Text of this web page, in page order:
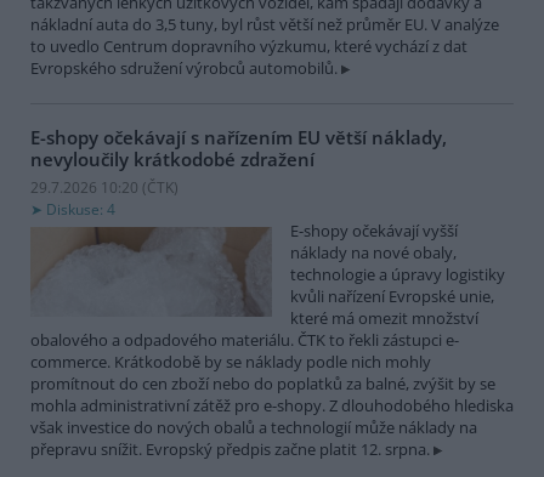
nákladní auta do 3,5 tuny, byl růst větší než průměr EU. V analýze
to uvedlo Centrum dopravního výzkumu, které vychází z dat
Evropského sdružení výrobců automobilů.
E-shopy očekávají s nařízením EU větší náklady,
nevyloučily krátkodobé zdražení
29.7.2026 10:20 (ČTK)
Diskuse: 4
E-shopy očekávají vyšší
náklady na nové obaly,
technologie a úpravy logistiky
kvůli nařízení Evropské unie,
které má omezit množství
obalového a odpadového materiálu. ČTK to řekli zástupci e-
commerce. Krátkodobě by se náklady podle nich mohly
promítnout do cen zboží nebo do poplatků za balné, zvýšit by se
mohla administrativní zátěž pro e-shopy. Z dlouhodobého hlediska
však investice do nových obalů a technologií může náklady na
přepravu snížit. Evropský předpis začne platit 12. srpna.